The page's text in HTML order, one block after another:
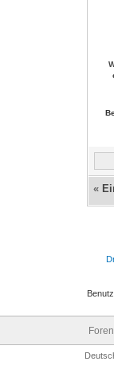
«